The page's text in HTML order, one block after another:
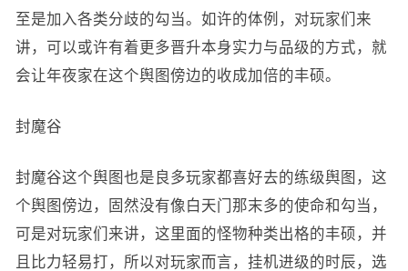
至是加入各类分歧的勾当。如许的体例，对玩家们来
讲，可以或许有着更多晋升本身实力与品级的方式，就
会让年夜家在这个舆图傍边的收成加倍的丰硕。
封魔谷
封魔谷这个舆图也是良多玩家都喜好去的练级舆图，这
个舆图傍边，固然没有像白天门那末多的使命和勾当，
可是对玩家们来讲，这里面的怪物种类出格的丰硕，并
且比力轻易打，所以对玩家而言，挂机进级的时辰，选